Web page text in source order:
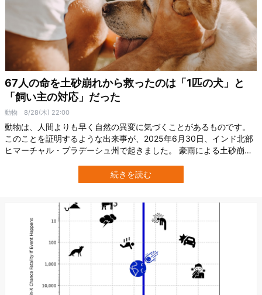
67人の命を土砂崩れから救ったのは「1匹の犬」と
「飼い主の対応」だった
動物 8/28(木) 22:00
動物は、人間よりも早く自然の異変に気づくことがあるものです。
このことを証明するような出来事が、2025年6月30日、インド北部
ヒマーチャル・プラデーシュ州で起きました。 豪雨による土砂崩れ
れに応じた飼い主の行動によって67人の命が救われたのです。 いっ
たいどのような救出劇だったのでしょうか。 飼い犬の「吠え」と飼
続きを読む